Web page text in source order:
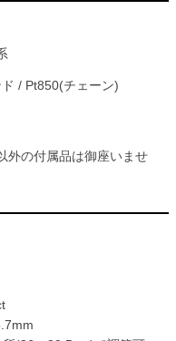
/ Pt850(チェーン)
外の付属品は御座いませ